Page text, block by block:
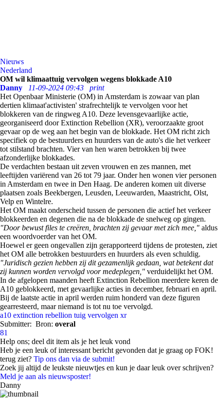
Nieuws
Nederland
OM wil klimaattuig vervolgen wegens blokkade A10
Danny
11-09-2024 09:43
print
Het Openbaar Ministerie (OM) in Amsterdam is zowaar van plan
dertien klimaat'activisten' strafrechtelijk te vervolgen voor het
blokkeren van de ringweg A10. Deze levensgevaarlijke actie,
georganiseerd door Extinction Rebellion (XR), veroorzaakte groot
gevaar op de weg aan het begin van de blokkade. Het OM richt zich
specifiek op de bestuurders en huurders van de auto's die het verkeer
tot stilstand brachten. Vier van hen waren betrokken bij twee
afzonderlijke blokkades.
De verdachten bestaan uit zeven vrouwen en zes mannen, met
leeftijden variërend van 26 tot 79 jaar. Onder hen wonen vier personen
in Amsterdam en twee in Den Haag. De anderen komen uit diverse
plaatsen zoals Beekbergen, Leusden, Leeuwarden, Maastricht, Olst,
Velp en Wintelre.
Het OM maakt onderscheid tussen de personen die actief het verkeer
blokkeerden en degenen die na de blokkade de snelweg op gingen.
"Door bewust files te creëren, brachten zij gevaar met zich mee," aldus
een woordvoerder van het OM.
Hoewel er geen ongevallen zijn gerapporteerd tijdens de protesten, ziet
het OM alle betrokken bestuurders en huurders als even schuldig.
"Juridisch gezien hebben zij dit gezamenlijk gedaan, wat betekent dat
zij kunnen worden vervolgd voor medeplegen," verduidelijkt het OM.
In de afgelopen maanden heeft Extinction Rebellion meerdere keren de
A10 geblokkeerd, met gevaarlijke acties in december, februari en april.
Bij de laatste actie in april werden ruim honderd van deze figuren
gearresteerd, maar niemand is tot nu toe vervolgd.
a10 extinction rebellion tuig vervolgen xr
Submitter: Bron: overal
81
Help ons; deel dit item als je het leuk vond
Heb je een leuk of interessant bericht gevonden dat je graag op FOK!
terug ziet? Tip ons dan via de submit!
Zoek jij altijd de leukste nieuwtjes en kun je daar leuk over schrijven?
Meld je aan als nieuwsposter!
Danny